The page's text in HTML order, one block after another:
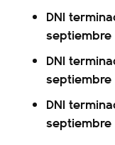
DNI
septiembre
DNI
septiembre
DNI
septiembre